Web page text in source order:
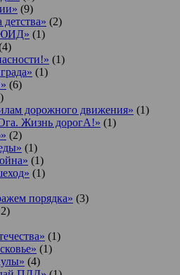
(9)
(2)
ЮИД» (1)
(1)
(1)
(6)
дорожного движения» (1)
Жизнь дорогА!» (1)
(2)
(1)
(1)
(1)
порядка» (3)
(1)
(1)
(4)